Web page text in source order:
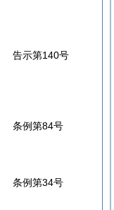
告示第140号
条例第84号
条例第34号